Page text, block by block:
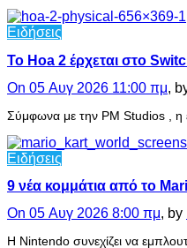
Ειδήσεις
Το Hoa 2 έρχεται στο
On 05 Αυγ 2026 11:00 πμ,
Σύμφωνα με την PM Studios , η
Ειδήσεις
9 νέα κομμάτια από το
On 05 Αυγ 2026 8:00 πμ, by
Η Nintendo συνεχίζει να